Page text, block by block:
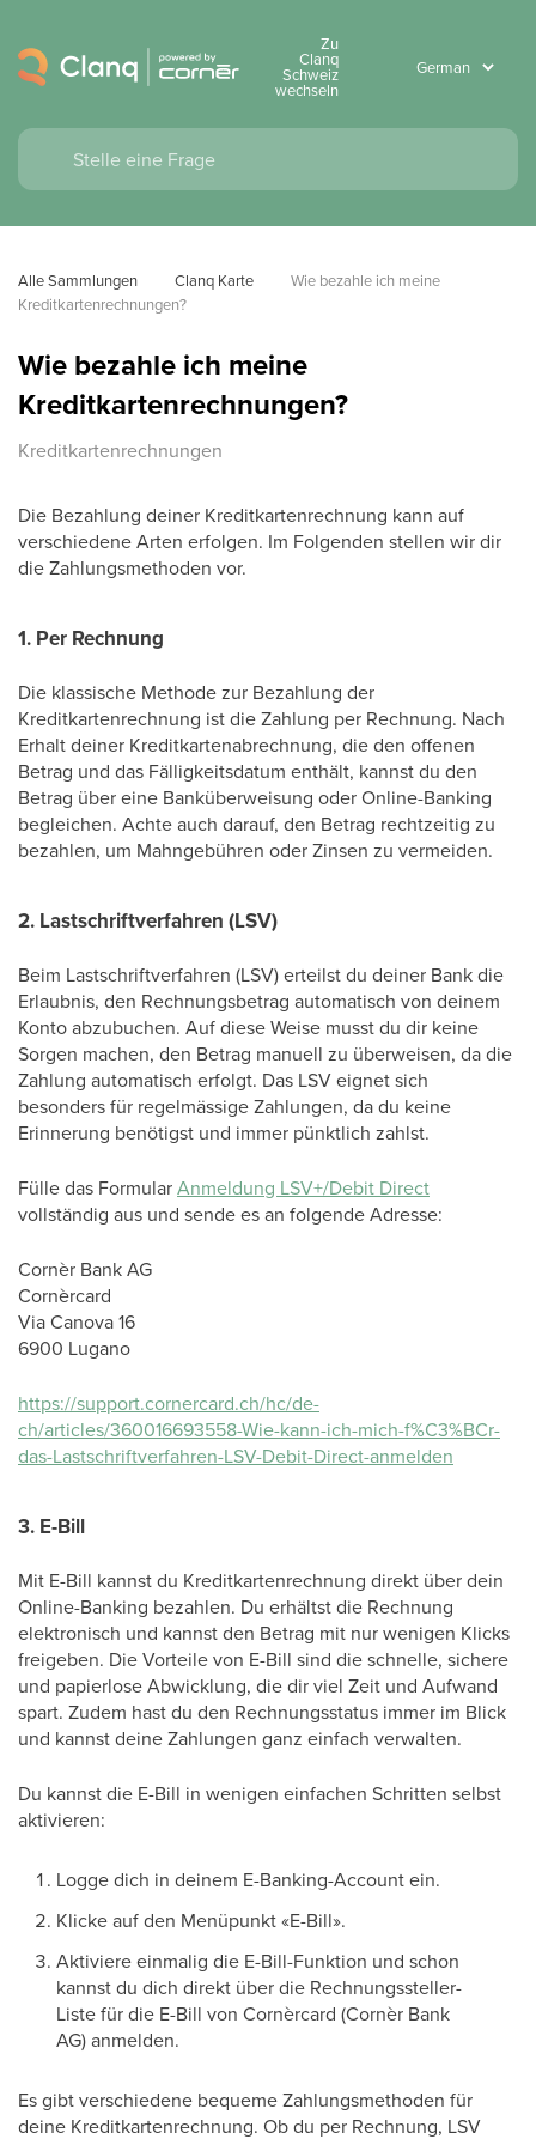
Zu
Clanq
Schweiz
wechseln
Alle Sammlungen Clanq Karte
Wie bezahle ich meine
Kreditkartenrechnungen?
Wie bezahle ich meine
Kreditkartenrechnungen?
Kreditkartenrechnungen
Die Bezahlung deiner Kreditkartenrechnung kann auf
verschiedene Arten erfolgen. Im Folgenden stellen wir dir
die Zahlungsmethoden vor.
1. Per Rechnung
Die klassische Methode zur Bezahlung der
Kreditkartenrechnung ist die Zahlung per Rechnung. Nach
Erhalt deiner Kreditkartenabrechnung, die den offenen
Betrag und das Fälligkeitsdatum enthält, kannst du den
Betrag über eine Banküberweisung oder Online-Banking
begleichen. Achte auch darauf, den Betrag rechtzeitig zu
bezahlen, um Mahngebühren oder Zinsen zu vermeiden.
2. Lastschriftverfahren (LSV)
Beim Lastschriftverfahren (LSV) erteilst du deiner Bank die
Erlaubnis, den Rechnungsbetrag automatisch von deinem
Konto abzubuchen. Auf diese Weise musst du dir keine
Sorgen machen, den Betrag manuell zu überweisen, da die
Zahlung automatisch erfolgt. Das LSV eignet sich
besonders für regelmässige Zahlungen, da du keine
Erinnerung benötigst und immer pünktlich zahlst.
Fülle das FormularAnmeldung LSV+/Debit Direct
vollständig aus und sende es an folgende Adresse:
Cornèr Bank AG
Cornèrcard
Via Canova 16
6900 Lugano
https://support.cornercard.ch/hc/de-
ch/articles/360016693558-Wie-kann-ich-mich-f%C3%BCr-
das-Lastschriftverfahren-LSV-Debit-Direct-anmelden
3. E-Bill
Mit E-Bill kannst du Kreditkartenrechnung direkt über dein
Online-Banking bezahlen. Du erhältst die Rechnung
elektronisch und kannst den Betrag mit nur wenigen Klicks
freigeben. Die Vorteile von E-Bill sind die schnelle, sichere
und papierlose Abwicklung, die dir viel Zeit und Aufwand
spart. Zudem hast du den Rechnungsstatus immer im Blick
und kannst deine Zahlungen ganz einfach verwalten.
Du kannst die E-Bill in wenigen einfachen Schritten selbst
aktivieren:
Logge dich in deinem E-Banking-Account ein.
Klicke auf den Menüpunkt «E-Bill».
Aktiviere einmalig die E-Bill-Funktion und schon
kannst du dich direkt über die Rechnungssteller-
Liste für die E-Bill von Cornèrcard (Cornèr Bank
AG) anmelden.
Es gibt verschiedene bequeme Zahlungsmethoden für
deine Kreditkartenrechnung. Ob du per Rechnung, LSV